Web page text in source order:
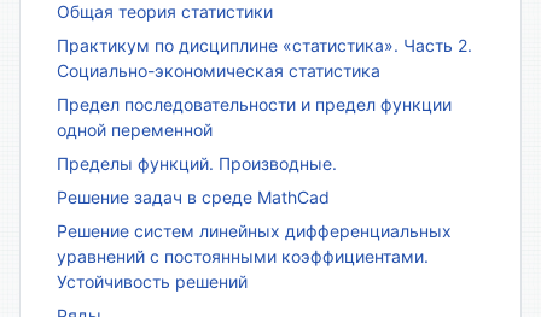
Общая теория статистики
Практикум по дисциплине «статистика». Часть 2.
Социально-экономическая статистика
Предел последовательности и предел функции
одной переменной
Пределы функций. Производные.
Решение задач в среде MathCad
Решение систем линейных дифференциальных
уравнений с постоянными коэффициентами.
Устойчивость решений